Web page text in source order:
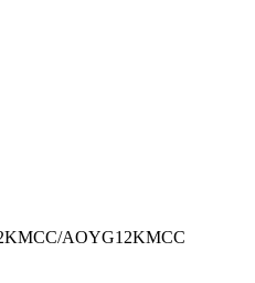
AOYG12KMCC